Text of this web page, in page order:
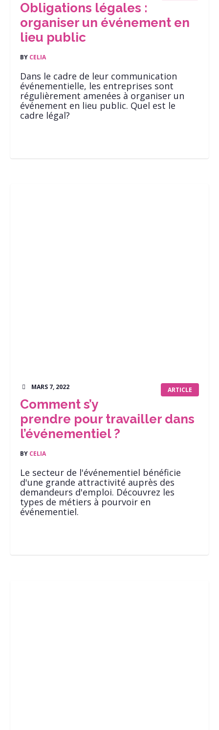
Obligations légales :
organiser un événement en
lieu public
BY CELIA
Dans le cadre de leur communication
événementielle, les entreprises sont
régulièrement amenées à organiser un
événement en lieu public. Quel est le
cadre légal?
ARTICLE
MARS 7, 2022
Comment s’y
prendre pour travailler dans
l’événementiel ?
BY CELIA
Le secteur de l'événementiel bénéficie
d'une grande attractivité auprès des
demandeurs d'emploi. Découvrez les
types de métiers à pourvoir en
événementiel.